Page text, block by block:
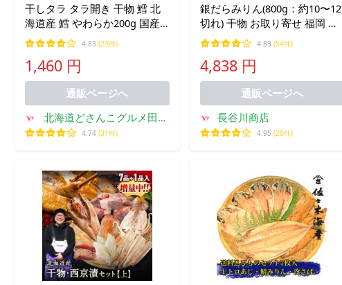
干しタラ タラ開き 干物 鱈 北
海道産 鱈 やわらか200g 国産
珍味 お酒のあて おつまみ おや
つ ギフト プレゼント 爆買
4.83 (23件)
1,460 円
通販ページへ
北海道どさんこグルメ田森
商店
4.74 (31件)
銀だらみりん(800g：約10〜12
切れ) 干物 お取り寄せ 福岡 贈
答 一夜干し
4.83 (54件)
4,838 円
通販ページへ
長谷川商店
4.95 (20件)